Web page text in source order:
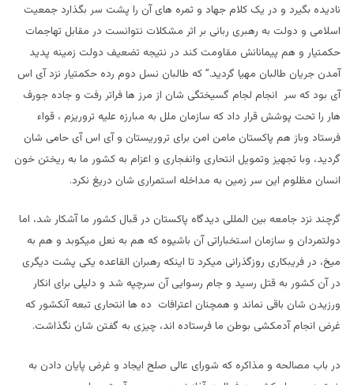
نادیده بگیرد و در یک کلام جهاد و ثمره های آن را پشت سر بگذارد جمعیت
اسلامی و دولت به رهبری ربانی بر اثر مشکلات نتوانست در مقابل تهاجمات
حکمتیار و هم پیمانانش مقاومت کند در نتیجه تضعیف دولت زمینه پدید
آمدن جریان طالبان مهیا گردید.” که طالبان نسل دوم رده حکمتیار نزد آی اس
آی بود که سر انجام لجام گسیختگی شان از مرز ها فراتر رفت و جاده جورف
هار را تحت پوشش قرار داد که سازمان ملل به مبارزه علیه تروریزم ، قواء
فرستاد وباز هم پاکستان مامن امن برای تروریستان و آی اس آی حامی شان
گردید، وبا تجهیز وتمویل انتحاری وانفجاری و اعزام به کشور ما به ریختن خون
انسان مظلوم این سر زمین به مداخله استمراری شان دریغ نکرد.
گرچند نزد جامعه بین المللی دیدگاه پاکستان در قبال کشور ما آشکار شد، اما
دولتمردان و سازمان استخباراتی آن باشیوه که هم به نعل میکوبد و هم به
میخ، در فریبکاری روزگذرانی میکرد تا اینکه رهبران القاعده یکی پشت دیگری
در آن کشور به قتل رسید و جام رسوایی آن سرچپه شد و دلیلی برای انکار
ورزیدن شان باقی نماند و همچنان اعترافات ده ها انتحاری تبعه آنکشور که
غرض انجام آدمکشی بوطن ما فرستاده اند، چیزی به گفتن شان نگذاشت.
در باب مصالحه و مذاکره که شورای عالی صلح ایجاد و غرض پایان دادن به